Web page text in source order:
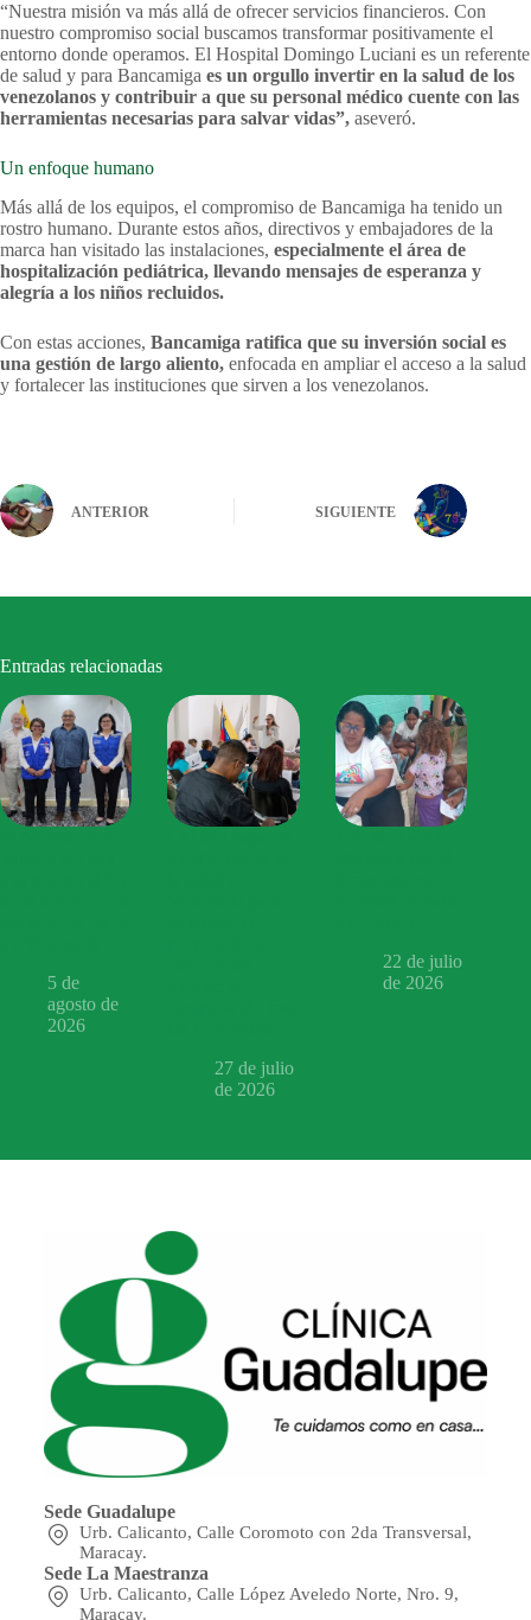
“Nuestra misión va más allá de ofrecer servicios financieros. Con
nuestro compromiso social buscamos transformar positivamente el
entorno donde operamos. El Hospital Domingo Luciani es un referente
de salud y para Bancamiga es un orgullo invertir en la salud de los
venezolanos y contribuir a que su personal médico cuente con las
herramientas necesarias para salvar vidas”, aseveró.
Un enfoque humano
Más allá de los equipos, el compromiso de Bancamiga ha tenido un
rostro humano. Durante estos años, directivos y embajadores de la
marca han visitado las instalaciones, especialmente el área de
hospitalización pediátrica, llevando mensajes de esperanza y
alegría a los niños recluidos.
Con estas acciones, Bancamiga ratifica que su inversión social es
una gestión de largo aliento, enfocada en ampliar el acceso a la salud
y fortalecer las instituciones que sirven a los venezolanos.
ANTERIOR SIGUIENTE
Entradas relacionadas
5 de
agosto de
2026
27 de julio
de 2026
22 de julio
de 2026
Sede Guadalupe
Urb. Calicanto, Calle Coromoto con 2da Transversal,
Maracay.
Sede La Maestranza
Urb. Calicanto, Calle López Aveledo Norte, Nro. 9,
Maracay.